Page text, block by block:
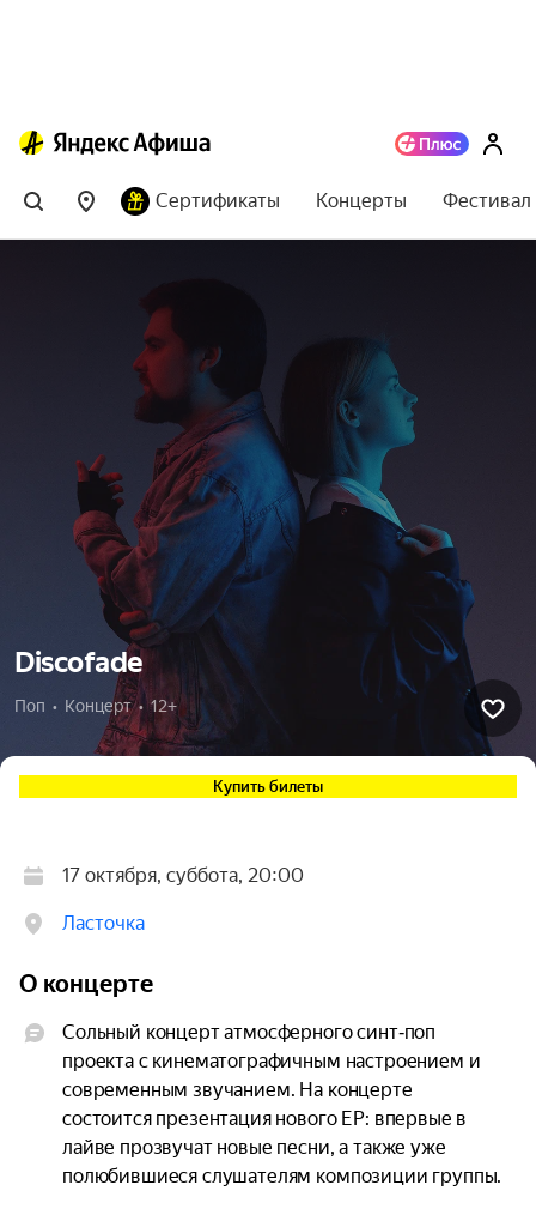
Сертификаты Концерты
Discofade
Поп  •  Концерт  •  12+
Купить билеты
17 октября, суббота, 20:00
Ласточка
О концерте
Сольный концерт атмосферного синт‑поп
проекта с кинематографичным настроением и
современным звучанием. На концерте
состоится презентация нового EP: впервые в
лайве прозвучат новые песни, а также уже
полюбившиеся слушателям композиции группы.